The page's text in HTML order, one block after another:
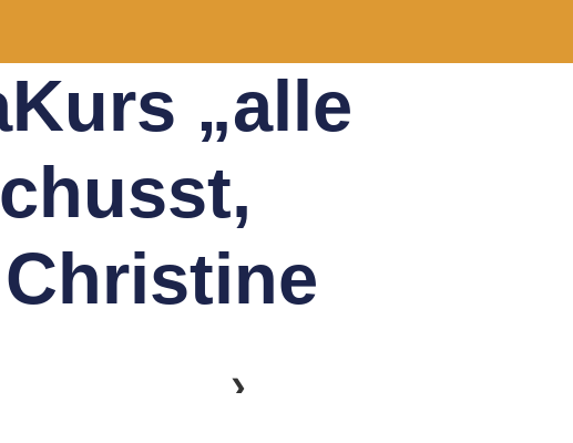
„alle
❯